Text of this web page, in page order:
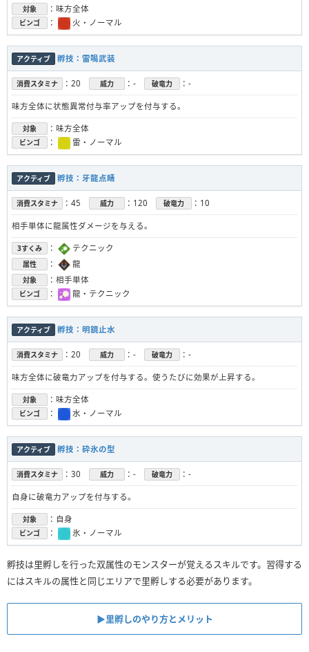
対象 ：味方全体
ビンゴ ： 火・ノーマル
アクティブ 孵技：雷鳴武装
消費スタミナ ：20 威力 ：- 破竜力 ：-
味方全体に状態異常付与率アップを付与する。
対象 ：味方全体
ビンゴ ： 雷・ノーマル
アクティブ 孵技：牙龍点睛
消費スタミナ ：45 威力 ：120 破竜力 ：10
相手単体に龍属性ダメージを与える。
3すくみ ： テクニック
属性 ： 龍
対象 ：相手単体
ビンゴ ： 龍・テクニック
アクティブ 孵技：明鏡止水
消費スタミナ ：20 威力 ：- 破竜力 ：-
味方全体に破竜力アップを付与する。使うたびに効果が上昇する。
対象 ：味方全体
ビンゴ ： 水・ノーマル
アクティブ 孵技：砕氷の型
消費スタミナ ：30 威力 ：- 破竜力 ：-
自身に破竜力アップを付与する。
対象 ：自身
ビンゴ ： 氷・ノーマル
孵技は里孵しを行った双属性のモンスターが覚えるスキルです。習得する
にはスキルの属性と同じエリアで里孵しする必要があります。
▶︎里孵しのやり方とメリット